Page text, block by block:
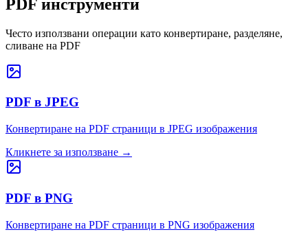
PDF инструменти
Често използвани операции като конвертиране, разделяне,
сливане на PDF
PDF в JPEG
Конвертиране на PDF страници в JPEG изображения
Кликнете за използване →
PDF в PNG
Конвертиране на PDF страници в PNG изображения